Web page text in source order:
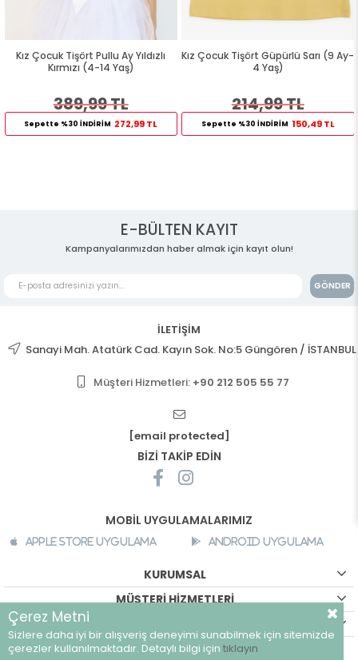
Kız Çocuk Tişört Pullu Ay Yıldızlı
Kırmızı (4-14 Yaş)
389,99 TL
Sepette %30 İNDİRİM 272,99 TL
Kız Çocuk Tişört Güpürlü Sarı (9 Ay-
4 Yaş)
214,99 TL
Sepette %30 İNDİRİM 150,49 TL
E-BÜLTEN KAYIT
Kampanyalarımızdan haber almak için kayıt olun!
GÖNDER
İLETİŞİM
Sanayi Mah. Atatürk Cad. Kayın Sok. No:5 Güngören / İSTANBUL
Müşteri Hizmetleri: +90 212 505 55 77
[email protected]
BİZİ TAKİP EDİN
MOBİL UYGULAMALARIMIZ
Apple Store Uygulama Android Uygulama
KURUMSAL
MÜŞTERİ HİZMETLERİ
©breeze.com.tr - Tüm hakları saklıdır.
Çerez Metni
Sizlere daha iyi bir alışveriş deneyimi sunabilmek için sitemizde
çerezler kullanılmaktadır. Detaylı bilgi için tıklayın